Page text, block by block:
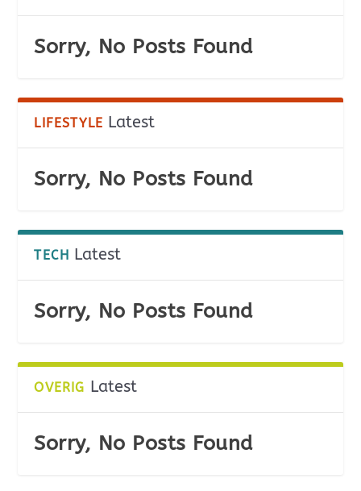
Sorry, No Posts Found
LIFESTYLE Latest
Sorry, No Posts Found
TECH Latest
Sorry, No Posts Found
OVERIG Latest
Sorry, No Posts Found